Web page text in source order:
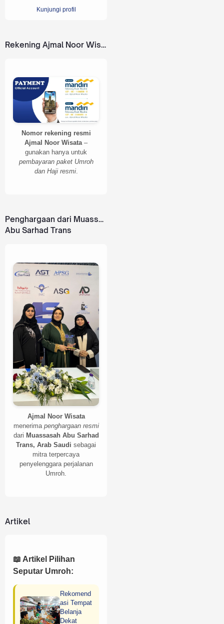
Kunjungi profil
Rekening Ajmal Noor Wisata
Nomor rekening resmi
Ajmal Noor Wisata–
gunakan hanya untuk
pembayaran paket Umroh
dan Haji resmi.
Penghargaan dari Muassasah
Abu Sarhad Trans
Ajmal Noor Wisata
menerima penghargaan resmi
dari Muassasah Abu Sarhad
Trans, Arab Saudi sebagai
mitra terpercaya
penyelenggara perjalanan
Umroh.
Artikel
📖 Artikel Pilihan
Seputar Umroh:
Rekomend
asi Tempat
Belanja
Dekat